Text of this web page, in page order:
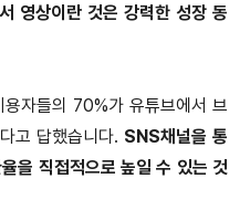
영상이란 것은 강력한 성장 동
자들의 70%가 유튜브에서 브
고 답했습니다. SNS채널을 통
을 직접적으로 높일 수 있는 것